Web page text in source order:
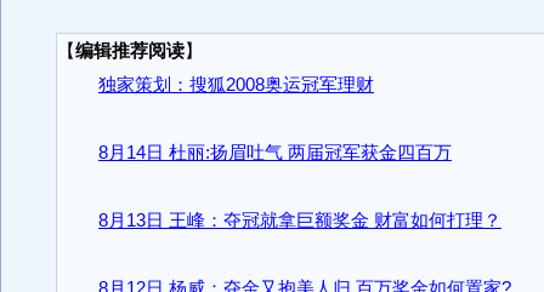
【编辑推荐阅读】
独家策划：搜狐2008奥运冠军理财
8月14日 杜丽:扬眉吐气 两届冠军获金四百万
8月13日 王峰：夺冠就拿巨额奖金 财富如何打理？